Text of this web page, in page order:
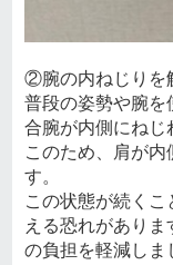
②腕の内ねじりを
普段の姿勢や腕を
合腕が内側にねじ
このため、肩が内
す。
この状態が続く
える恐れがあり
の負担を軽減しま